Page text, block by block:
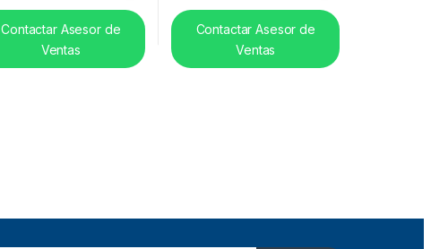
Contactar Asesor de
Ventas
Contactar Asesor de
Ventas